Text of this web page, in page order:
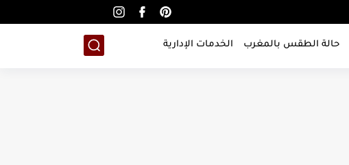
حالة الطقس بالمغرب الخدمات الإدارية